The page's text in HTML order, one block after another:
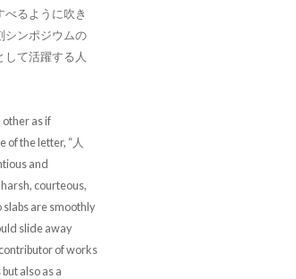
べるように吹き
シンポジウムの
て活躍する人
other as if
of the letter, “人
and
courteous,
slabs are smoothly
slide away
of works
also as a